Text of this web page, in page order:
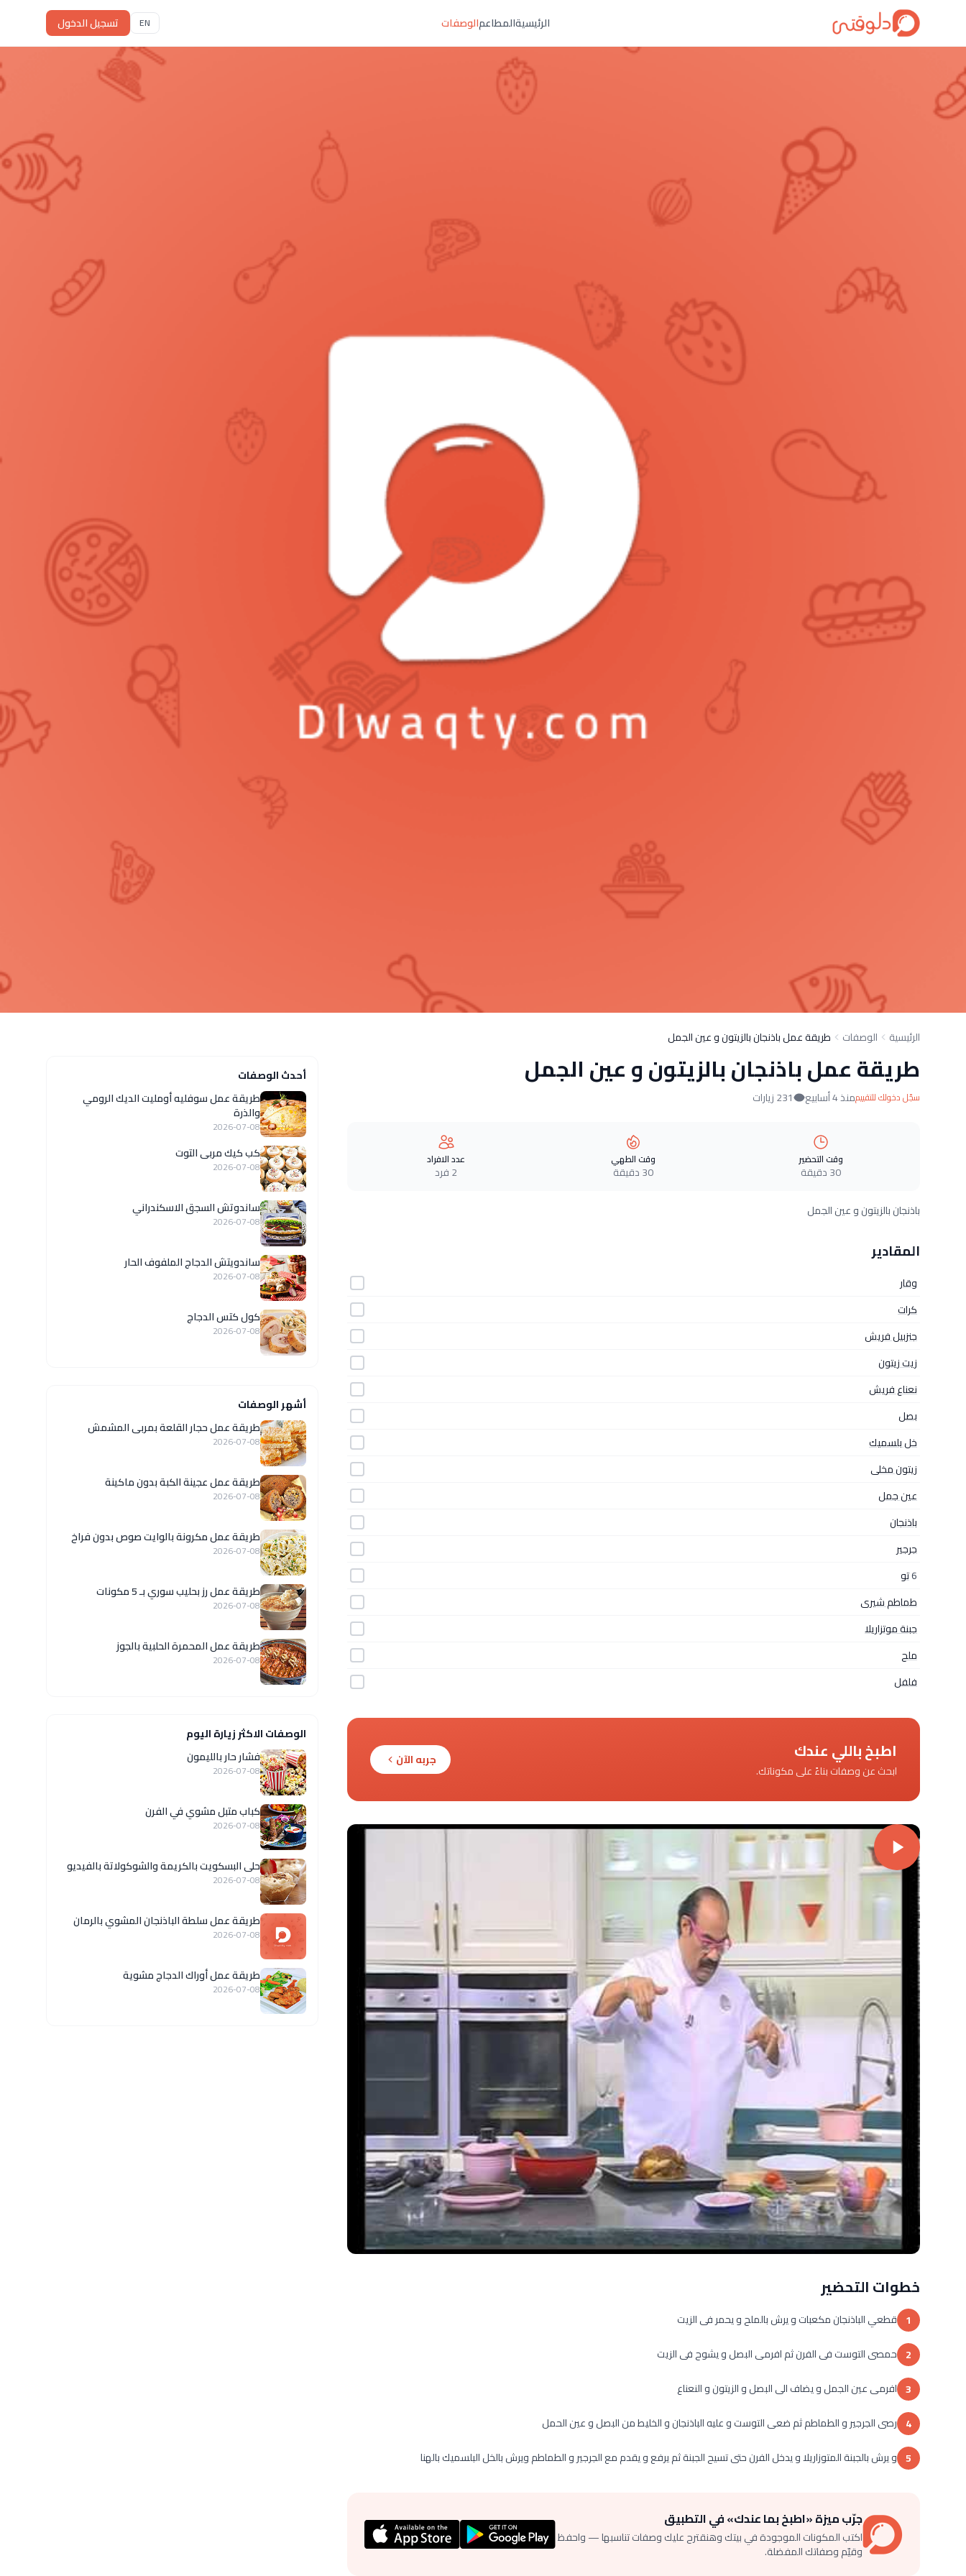
الرئيسيةالمطاعمالوصفات EN تسجيل الدخول
الرئيسية الوصفات طريقة عمل باذنجان بالزيتون و عين الجمل
طريقة عمل باذنجان بالزيتون و عين الجمل
سجّل دخولك للتقييممنذ 4 أسابيع 231 زيارات
وقت التحضير
30 دقيقة
وقت الطهي
30 دقيقة
عدد الافراد
2 فرد
باذنجان بالزيتون و عين الجمل
المقادير
وقار
كرات
جنزبيل فريش
زيت زيتون
نعناع فريش
بصل
خل بلسميك
زيتون مخلى
عين جمل
باذنجان
جرجير
6تو
طماطم شيرى
جبنة موتزاريلا
ملح
فلفل
اطبخ باللي عندك
ابحث عن وصفات بناءً على مكوناتك.
جربه الآن
خطوات التحضير
1 قطعي الباذنجان مكعبات و يرش بالملح و يحمر فى الزيت
2 حمصى التوست فى الفرن ثم افرمى البصل و يشوح فى الزيت
3 افرمى عين الجمل و يضاف الى البصل و الزيتون و النعناع
4 رصى الجرجير و الطماطم ثم ضعى التوست و عليه الباذنجان و الخليط من البصل و عين الحمل
5 و يرش بالجبنة المتوزاريلا و يدخل الفرن حتى تسيح الجبنة ثم يرفع و يقدم مع الجرجير و الطماطم ويرش بالخل البلسميك بالهنا
جرّب ميزة «اطبخ بما عندك» في التطبيق
اكتب المكونات الموجودة في بيتك وهنقترح عليك وصفات تناسبها — واحفظ
وقيّم وصفاتك المفضلة.
أحدث الوصفات
طريقة عمل سوفليه أومليت الديك الرومي
والذرة
2026-07-08
كب كيك مربى التوت
2026-07-08
ساندوتش السجق الاسكندراني
2026-07-08
ساندويتش الدجاج الملفوف الحار
2026-07-08
كول كتس الدجاج
2026-07-08
أشهر الوصفات
طريقة عمل حجار القلعة بمربى المشمش
2026-07-08
طريقة عمل عجينة الكبة بدون ماكينة
2026-07-08
طريقة عمل مكرونة بالوايت صوص بدون فراخ
2026-07-08
طريقة عمل رز بحليب سوري بـ 5 مكونات
2026-07-08
طريقة عمل المحمرة الحلبية بالجوز
2026-07-08
الوصفات الاكثر زيارة اليوم
فشار حار بالليمون
2026-07-08
كباب متبل مشوي في الفرن
2026-07-08
حلى البسكويت بالكريمة والشوكولاتة بالفيديو
2026-07-08
طريقة عمل سلطة الباذنجان المشوي بالرمان
2026-07-08
طريقة عمل أوراك الدجاج مشوية
2026-07-08